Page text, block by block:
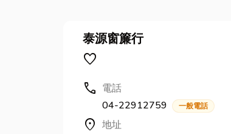
泰源窗簾行
favorite
call 電話
04-22912759
一般電話
location_on 地址